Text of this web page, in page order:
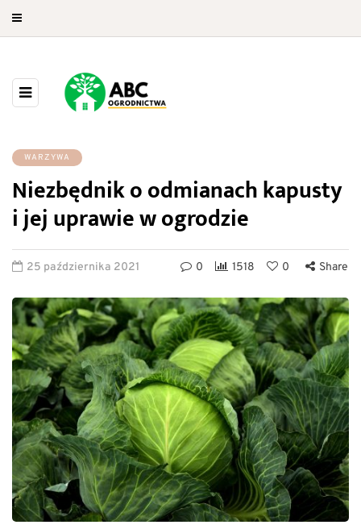
WARZYWA
Niezbędnik o odmianach kapusty
i jej uprawie w ogrodzie
25 października 2021 0 1518 0 Share